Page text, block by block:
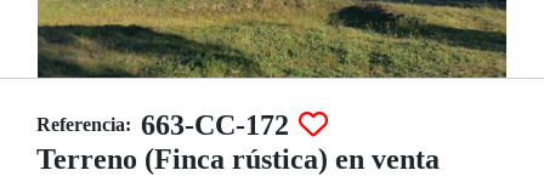
Referencia: 663-CC-172
Terreno (Finca rústica) en venta